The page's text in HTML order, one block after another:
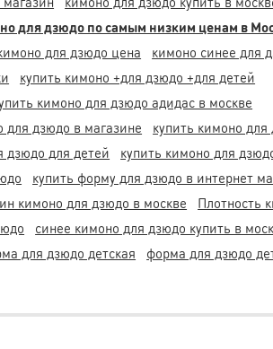
для дзюдо по самым низким ценам в
для дзюдо цена
кимоно синее для
купить кимоно +для дзюдо +для детей
кимоно для дзюдо адидас в москве
для дзюдо в магазине
купить кимоно
дзюдо для детей
купить кимоно для
купить форму для дзюдо в интернет
кимоно для дзюдо в москве
Плотность
синее кимоно для дзюдо купить в
для дзюдо детская
форма для дзюдо